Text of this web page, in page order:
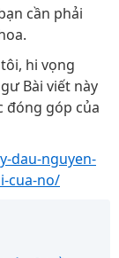
cần phải
hi vọng
Bài viết này
đóng góp của
dau-nguyen-
cua-no/